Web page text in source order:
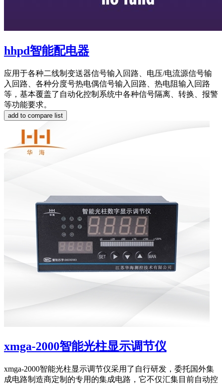
hhpd智能配电器
应用于各种二线制变送器信号输入回路、电压/电流源信号输
入回路、各种分度号热电偶信号输入回路、热电阻输入回路
等，基本覆盖了自动化控制系统中各种信号隔离、转换、报警
等功能要求。
xmga-2000智能光柱显示调节仪
xmga-2000智能光柱显示调节仪采用了自行研发，委托国外集
成电路制造商定制的专用的集成电路，它不仅汇集目前自动控